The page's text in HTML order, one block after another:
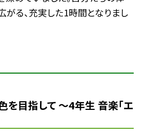
がる、充実した1時間となりまし
を目指して ～4年生 音楽「エ